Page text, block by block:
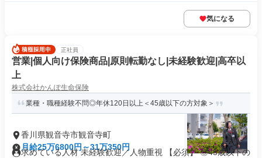
気になる
正社員
営業|個人向け保険商品|原則転勤なし|未経験歓迎|高卒以
上
株式会社かんぽ生命保険
業種・職種経験不問◎年休120日以上＜45歳以下の方対象＞
香川県観音寺市観音寺町
月給25万6800円～31万350円
求めている人材 未経験歓迎／人物重視 【必須】 ◎45歳以下の